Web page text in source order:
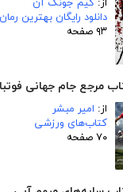
از: کیم جونگ آن
دانلود رایگان بهترین
۹۳ صفحه
مرجع جام جهانی
از: امیر مبشر
کتاب‌های ورزشی
۷۰ صفحه